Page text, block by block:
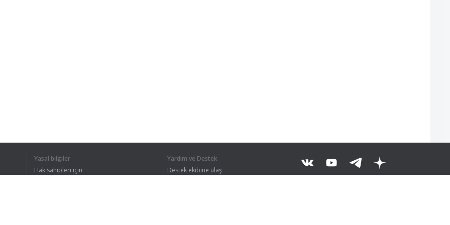
Yasal bilgiler
Hak sahipleri için
Yardım ve Destek
Destek ekibine ulaş